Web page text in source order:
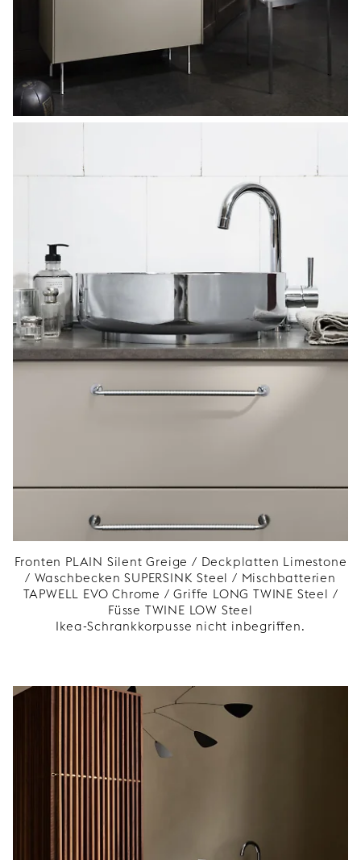
Fronten PLAIN Silent Greige / Deckplatten Limestone
/ Waschbecken SUPERSINK Steel / Mischbatterien
TAPWELL EVO Chrome / Griffe LONG TWINE Steel /
Füsse TWINE LOW Steel
Ikea-Schrankkorpusse nicht inbegriffen.